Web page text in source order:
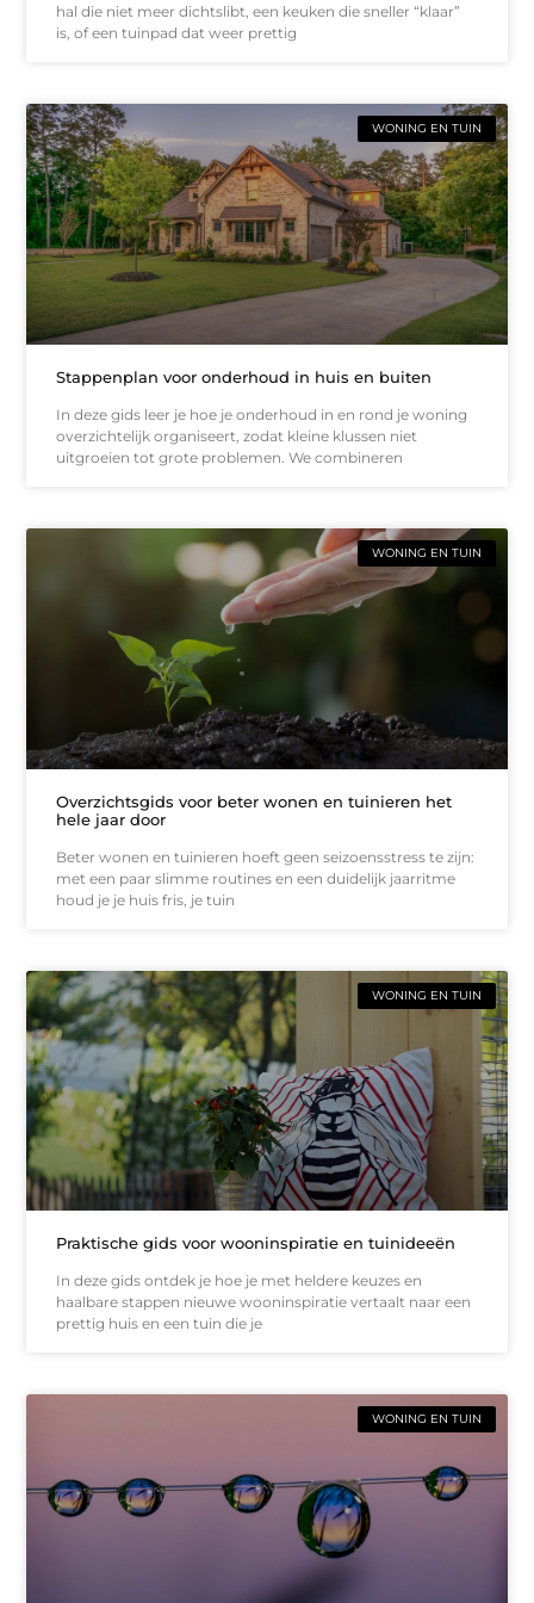
hal die niet meer dichtslibt, een keuken die sneller “klaar”
is, of een tuinpad dat weer prettig
WONING EN TUIN
Stappenplan voor onderhoud in huis en buiten
In deze gids leer je hoe je onderhoud in en rond je woning
overzichtelijk organiseert, zodat kleine klussen niet
uitgroeien tot grote problemen. We combineren
WONING EN TUIN
Overzichtsgids voor beter wonen en tuinieren het
hele jaar door
Beter wonen en tuinieren hoeft geen seizoensstress te zijn:
met een paar slimme routines en een duidelijk jaarritme
houd je je huis fris, je tuin
WONING EN TUIN
Praktische gids voor wooninspiratie en tuinideeën
In deze gids ontdek je hoe je met heldere keuzes en
haalbare stappen nieuwe wooninspiratie vertaalt naar een
prettig huis en een tuin die je
WONING EN TUIN